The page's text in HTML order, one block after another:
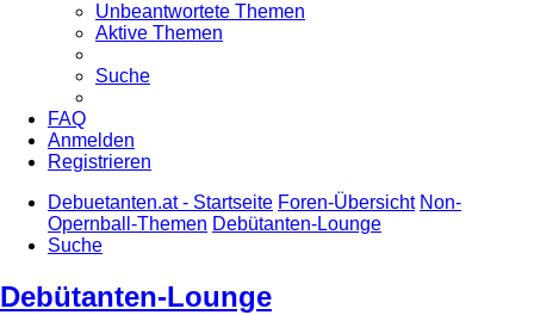
Unbeantwortete Themen
Aktive Themen
Suche
FAQ
Anmelden
Registrieren
Debuetanten.at - Startseite Foren-Übersicht Non-
Opernball-Themen Debütanten-Lounge
Suche
Debütanten-Lounge